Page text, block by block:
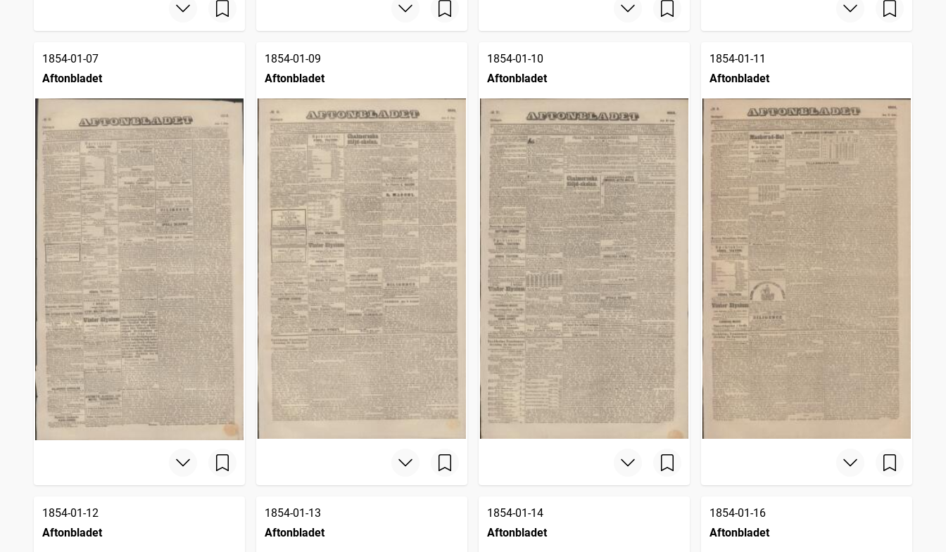
1854-01-07
Aftonbladet
1854-01-09
Aftonbladet
1854-01-10
Aftonbladet
1854-01-11
Aftonbladet
1854-01-12
Aftonbladet
1854-01-13
Aftonbladet
1854-01-14
Aftonbladet
1854-01-16
Aftonbladet